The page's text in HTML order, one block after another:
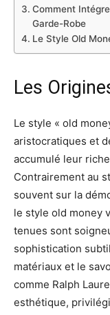
Comment
Garde-Robe
Le Style Old
Les
Le style « old
aristocratiques et
accumulé leur
Contrairement au
souvent sur la
le style old money
tenues sont
sophistication
matériaux et le
comme Ralph
esthétique,